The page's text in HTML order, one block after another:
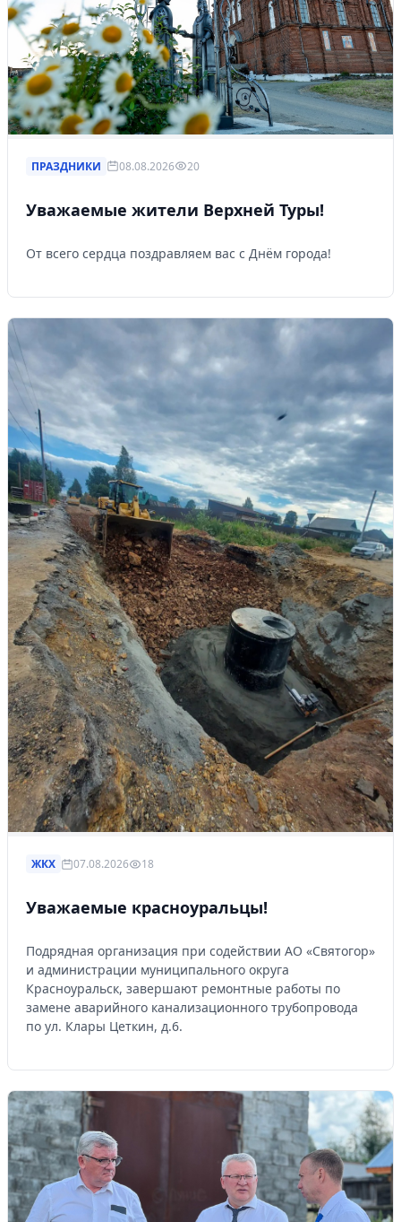
ПРАЗДНИКИ 08.08.2026 20
Уважаемые жители Верхней Туры!
От всего сердца поздравляем вас с Днём города!
ЖКХ 07.08.2026 18
Уважаемые красноуральцы!
Подрядная организация при содействии АО «Святогор»
и администрации муниципального округа
Красноуральск, завершают ремонтные работы по
замене аварийного канализационного трубопровода
по ул. Клары Цеткин, д.6.